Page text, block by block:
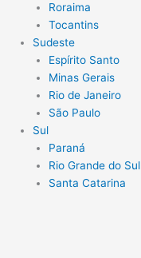
Roraima
Tocantins
Sudeste
Espírito Santo
Minas Gerais
Rio de Janeiro
São Paulo
Sul
Paraná
Rio Grande do Sul
Santa Catarina